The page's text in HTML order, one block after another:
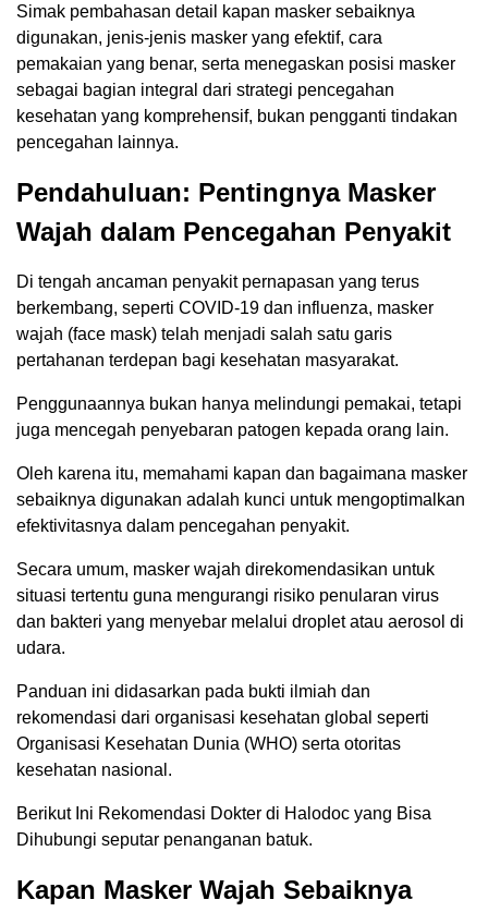
Simak pembahasan detail kapan masker sebaiknya
digunakan, jenis-jenis masker yang efektif, cara
pemakaian yang benar, serta menegaskan posisi masker
sebagai bagian integral dari strategi pencegahan
kesehatan yang komprehensif, bukan pengganti tindakan
pencegahan lainnya.
Pendahuluan: Pentingnya Masker
Wajah dalam Pencegahan Penyakit
Di tengah ancaman penyakit pernapasan yang terus
berkembang, seperti COVID-19 dan influenza, masker
wajah (face mask) telah menjadi salah satu garis
pertahanan terdepan bagi kesehatan masyarakat.
Penggunaannya bukan hanya melindungi pemakai, tetapi
juga mencegah penyebaran patogen kepada orang lain.
Oleh karena itu, memahami kapan dan bagaimana masker
sebaiknya digunakan adalah kunci untuk mengoptimalkan
efektivitasnya dalam pencegahan penyakit.
Secara umum, masker wajah direkomendasikan untuk
situasi tertentu guna mengurangi risiko penularan virus
dan bakteri yang menyebar melalui droplet atau aerosol di
udara.
Panduan ini didasarkan pada bukti ilmiah dan
rekomendasi dari organisasi kesehatan global seperti
Organisasi Kesehatan Dunia (WHO) serta otoritas
kesehatan nasional.
Berikut Ini Rekomendasi Dokter di Halodoc yang Bisa
Dihubungi seputar penanganan batuk.
Kapan Masker Wajah Sebaiknya